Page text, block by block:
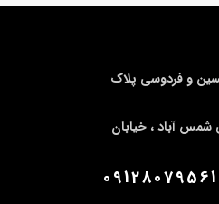
و فردوسی پلاک
آباد ، خیابان
09128079561